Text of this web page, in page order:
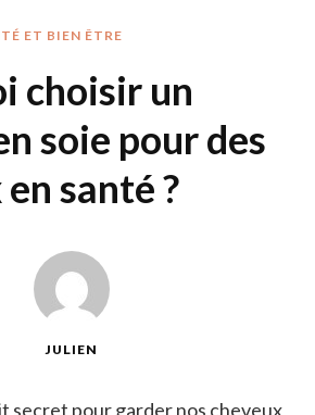
ET BIEN ÊTRE
choisir un
soie pour des
santé ?
JULIEN
secret pour garder nos cheveux